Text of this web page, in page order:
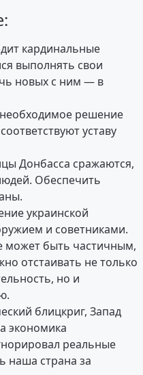
кардинальные
выполнять свои
новых с ним — в
решение
уставу
Донбасса сражаются,
Обеспечить
украинской
и советниками.
может быть частичным,
отстаивать не только
но и
блицкриг, Запад
экономика
реальные
наша страна за